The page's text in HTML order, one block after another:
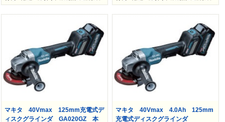
マキタ 40Vmax 125mm充電式デ
ィスクグラインダ GA020GZ 本
マキタ 40Vmax 4.0Ah 125mm
充電式ディスクグラインダ